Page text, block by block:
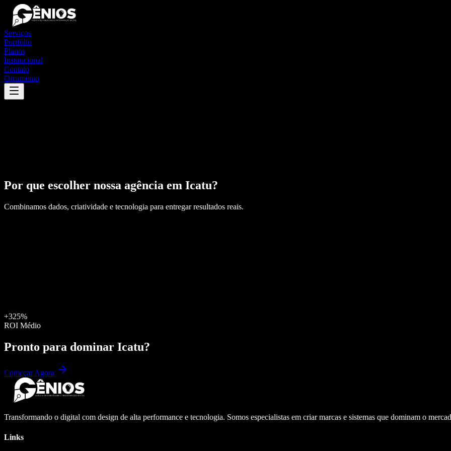
Serviços
Portfólio
Planos
Institucional
Contato
Orçamento
Por que escolher nossa agência em Icatu?
Combinamos dados, criatividade e tecnologia para entregar resultados reais.
+325%
ROI Médio
Pronto para dominar Icatu?
Começar Agora
Transformando o digital com design de alta performance e tecnologia. Somos especialistas em criar marcas e sistemas que dominam o
Links